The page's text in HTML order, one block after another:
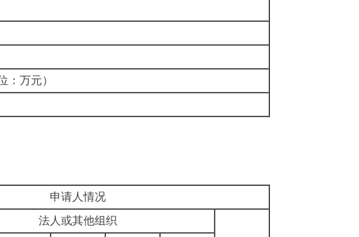
：万元）
申请人情况
法人或其他组织